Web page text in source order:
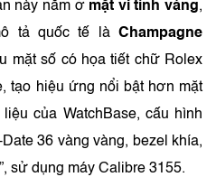
này nằm ở mặt vi tính vàng,
tả quốc tế là Champagne
mặt số có họa tiết chữ Rolex
tạo hiệu ứng nổi bật hơn mặt
của WatchBase, cấu hình
36 vàng vàng, bezel khía,
sử dụng máy Calibre 3155.